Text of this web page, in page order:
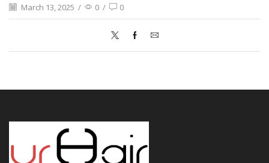
March 13, 2025 / 0 / 0